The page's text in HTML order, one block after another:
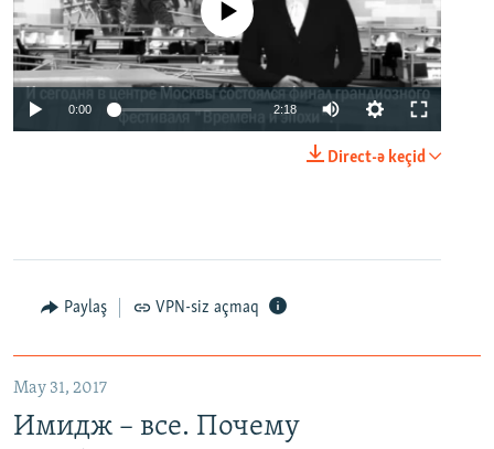
No media source currently available
0:00 2:18
Direct-ə keçid
Paylaş VPN-siz açmaq
May 31, 2017
Имидж – все. Почему